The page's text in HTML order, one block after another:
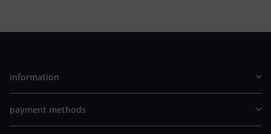
information
payment methods